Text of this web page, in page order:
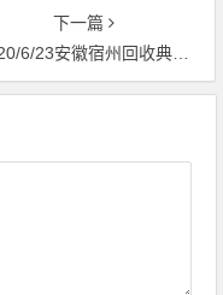
下一篇
23安徽宿州回收典当老凤祥今日黄金价格